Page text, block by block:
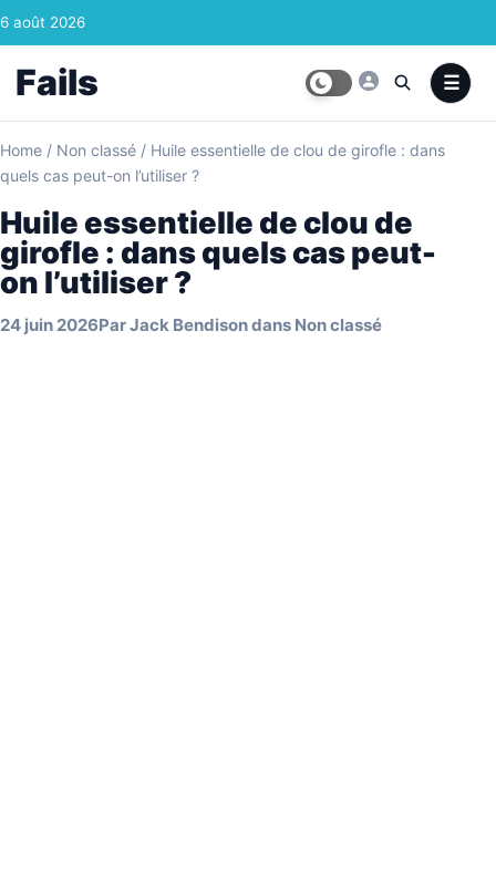
Skip to content
6 août 2026
Fails
Home / Non classé / Huile essentielle de clou de girofle : dans
quels cas peut-on l’utiliser ?
Huile essentielle de clou de
girofle : dans quels cas peut-
on l’utiliser ?
24 juin 2026ParJack Bendisondans Non classé